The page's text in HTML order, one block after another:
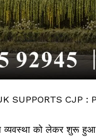
SUPPORTS
व्यवस्था को लेकर शुरू हुआ